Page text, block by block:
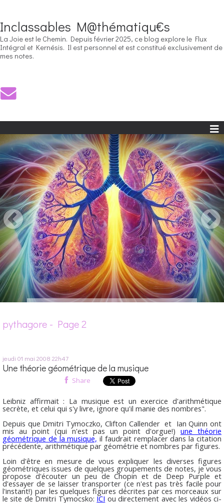
Inclassables M@thématiqu€s
La Joie est le Chemin. Depuis février 2025, ce blog explore le Flux
Intégral et Kernésis. Il est personnel et est constitué exclusivement de
mes notes.
pythagore - Page 2
jeudi 01 mai 2008 22h47
Une théorie géométrique de la musique
Share
Leibniz affirmait: La musique est un exercice d'arithmétique
secrète, et celui qui s'y livre, ignore qu'il manie des nombres".
Depuis que Dmitri Tymoczko, Clifton Callender et Ian Quinn ont
mis au point (qui n'est pas un point d'orgue!) une théorie
géométrique de la musique, il faudrait remplacer dans la citation
précédente, arithmétique par géométrie et nombres par figures.
Loin d'être en mesure de vous expliquer les diverses figures
géométriques issues de quelques groupements de notes, je vous
propose d'écouter un peu de Chopin et de Deep Purple et
d'essayer de se laisser transporter (ce n'est pas très facile pour
l'instant!) par les quelques figures décrites par ces morceaux sur
le site de Dmitri Tymocsko: ICI ou directement avec les vidéos ci-